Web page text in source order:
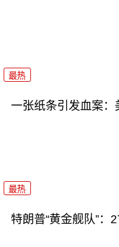
最热
一张纸条引发血案：
最热
特朗普“黄金舰队”：